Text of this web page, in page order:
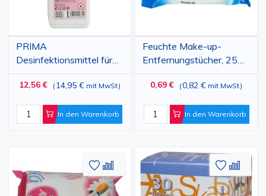
PRIMA
Desinfektionsmittel für
Hände und Haut mit
Alkohol, 1 Liter
12,56 € ( 14,95 € mit MwSt)
In den Warenkorb
Feuchte Make-up-
Entfernungstücher, 25
Stück – Schnelle
Gesichtspflege
0,69 € (0,82 € mit MwSt)
In den Warenkorb
Zur
Wunschliste
hinzufügen
Hinzufügen
zum
vergleichen
Zur
zum